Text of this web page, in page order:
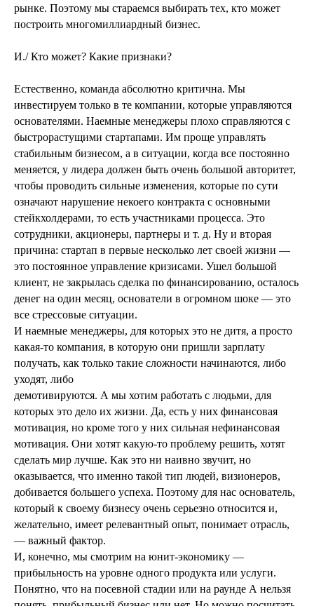
рынке. Поэтому мы стараемся выбирать тех, кто может
построить многомиллиардный бизнес.
И./ Кто может? Какие признаки?
Естественно, команда абсолютно критична. Мы
инвестируем только в те компании, которые управляются
основателями. Наемные менеджеры плохо справляются с
быстрорастущими стартапами. Им проще управлять
стабильным бизнесом, а в ситуации, когда все постоянно
меняется, у лидера должен быть очень большой авторитет,
чтобы проводить сильные изменения, которые по сути
означают нарушение некоего контракта с основными
стейкхолдерами, то есть участниками процесса. Это
сотрудники, акционеры, партнеры и т. д. Ну и вторая
причина: стартап в первые несколько лет своей жизни —
это постоянное управление кризисами. Ушел большой
клиент, не закрылась сделка по финансированию, осталось
денег на один месяц, основатели в огромном шоке — это
все стрессовые ситуации.
И наемные менеджеры, для которых это не дитя, а просто
какая-то компания, в которую они пришли зарплату
получать, как только такие сложности начинаются, либо
уходят, либо
демотивируются. А мы хотим работать с людьми, для
которых это дело их жизни. Да, есть у них финансовая
мотивация, но кроме того у них сильная нефинансовая
мотивация. Они хотят какую-то проблему решить, хотят
сделать мир лучше. Как это ни наивно звучит, но
оказывается, что именно такой тип людей, визионеров,
добивается большего успеха. Поэтому для нас основатель,
который к своему бизнесу очень серьезно относится и,
желательно, имеет релевантный опыт, понимает отрасль,
— важный фактор.
И, конечно, мы смотрим на юнит-экономику —
прибыльность на уровне одного продукта или услуги.
Понятно, что на посевной стадии или на раунде А нельзя